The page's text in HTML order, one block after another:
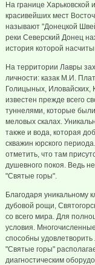
На границе Харьковской
красивейших мест
называют "Донецкой
реки Северский Донец
история которой
На территории Лавры
личности: казак М.И.
Голицыных, Иловайских,
известен прежде всего
туннелями, которые
меловых скалах.
также и вода, которая
скважин юрского
отметить, что там
душевного покоя. Ведь
"Святые горы".
Благодаря уникальному
дубовой рощи,
со всего мира. Для
условия.
способны удовлетворить
"Святые горы"
диагностическим